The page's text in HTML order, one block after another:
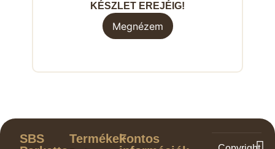
KÉSZLET EREJÉIG!
Megnézem
SBS
TermékekFontos